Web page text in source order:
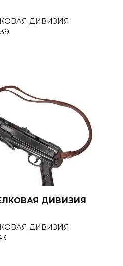
ДИВИЗИЯ
ДИВИЗИЯ
ДИВИЗИЯ